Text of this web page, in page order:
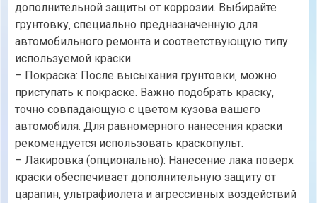
дополнительной защиты от коррозии. Выбирайте
грунтовку‚ специально предназначенную для
автомобильного ремонта и соответствующую типу
используемой краски.
– Покраска: После высыхания грунтовки‚ можно
приступать к покраске. Важно подобрать краску‚
точно совпадающую с цветом кузова вашего
автомобиля. Для равномерного нанесения краски
рекомендуется использовать краскопульт.
– Лакировка (опционально): Нанесение лака поверх
краски обеспечивает дополнительную защиту от
царапин‚ ультрафиолета и агрессивных воздействий